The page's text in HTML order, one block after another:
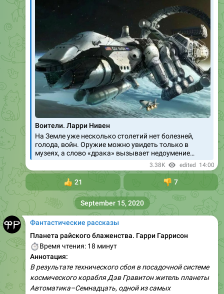
Воители. Ларри Нивен
На Земле уже несколько столетий нет болезней,
голода, войн. Оружие можно увидеть только в
музеях, а слово «драка» вызывает недоумение…
3.38K edited 14:00
21 👎
7
Фантастические рассказы
Планета райского блаженства. Гарри Гаррисон
Время чтения: 18 минут
Аннотация:
В результате технического сбоя в посадочной системе
космического корабля Дэв Гравитон житель планеты
Автоматика–Семнадцать, одной из самых
September 15, 2020